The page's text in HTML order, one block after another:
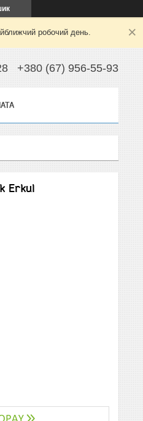
робочий день.
+380 (67) 956-55-93
Erkul